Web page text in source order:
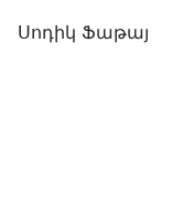
Սոդիկ Ֆաթայ